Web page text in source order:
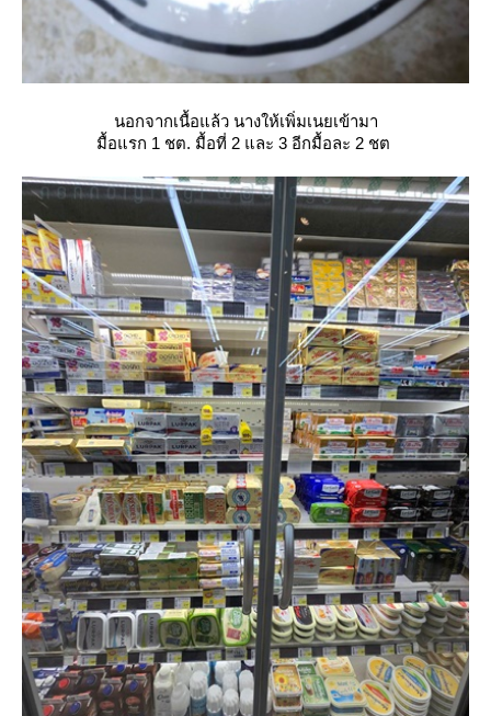
นอกจากเนื้อแล้ว นางให้เพิ่มเนยเข้ามา
มื้อแรก 1 ชต. มื้อที่ 2 และ 3 อีกมื้อละ 2 ชต